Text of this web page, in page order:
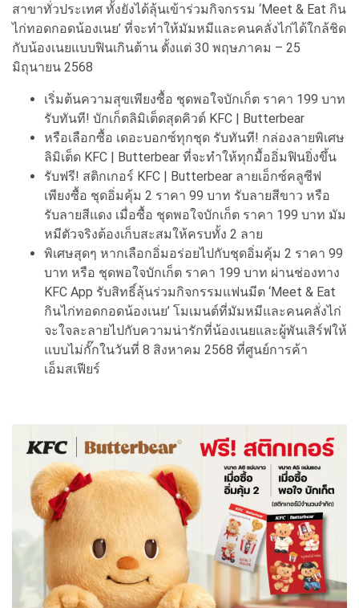
สาขาทั่วประเทศ ทั้งยังได้ลุ้นเข้าร่วมกิจกรรม ‘Meet & Eat กิน
ไก่ทอดกอดน้องเนย’ ที่จะทำให้มัมหมีและคนคลั่งไก่ได้ใกล้ชิด
กับน้องเนยแบบฟินเกินต้าน ตั้งแต่ 30 พฤษภาคม – 25
มิถุนายน 2568
เริ่มต้นความสุขเพียงซื้อ ชุดพอใจบักเก็ต ราคา 199 บาท
รับทันที! บักเก็ตลิมิเต็ดสุดคิวต์ KFC | Butterbear
หรือเลือกซื้อ เดอะบอกซ์ทุกชุด รับทันที! กล่องลายพิเศษ
ลิมิเต็ด KFC | Butterbear ที่จะทำให้ทุกมื้ออิ่มฟินยิ่งขึ้น
รับฟรี! สติกเกอร์ KFC | Butterbear ลายเอ็กซ์คลูซีฟ
เพียงซื้อ ชุดอิ่มคุ้ม 2 ราคา 99 บาท รับลายสีขาว หรือ
รับลายสีแดง เมื่อซื้อ ชุดพอใจบักเก็ต ราคา 199 บาท มัม
หมีตัวจริงต้องเก็บสะสมให้ครบทั้ง 2 ลาย
พิเศษสุดๆ หากเลือกอิ่มอร่อยไปกับชุดอิ่มคุ้ม 2 ราคา 99
บาท หรือ ชุดพอใจบักเก็ต ราคา 199 บาท ผ่านช่องทาง
KFC App รับสิทธิ์ลุ้นร่วมกิจกรรมแฟนมีต ‘Meet & Eat
กินไก่ทอดกอดน้องเนย’ โมเมนต์ที่มัมหมีและคนคลั่งไก่
จะใจละลายไปกับความน่ารักที่น้องเนยและผู้พันเสิร์ฟให้
แบบไม่กั๊กในวันที่ 8 สิงหาคม 2568 ที่ศูนย์การค้า
เอ็มสเฟียร์